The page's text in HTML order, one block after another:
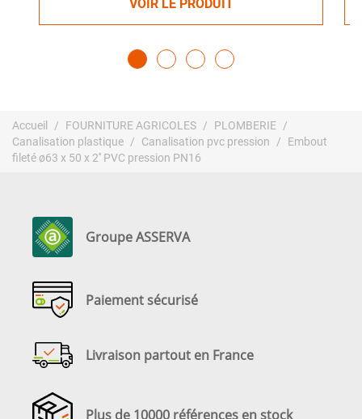
VOIR LE PRODUIT
Accueil FOURNITURE AGRICOLES
PLOMBERIE
Canalisation plastique
Canalisation pvc pression
Embout
fileté ø63 x 50 x 2'' PVC pression PN16
Groupe ASSERVA
Paiement sécurisé
Livraison partout en France
Plus de 10000 références en stock